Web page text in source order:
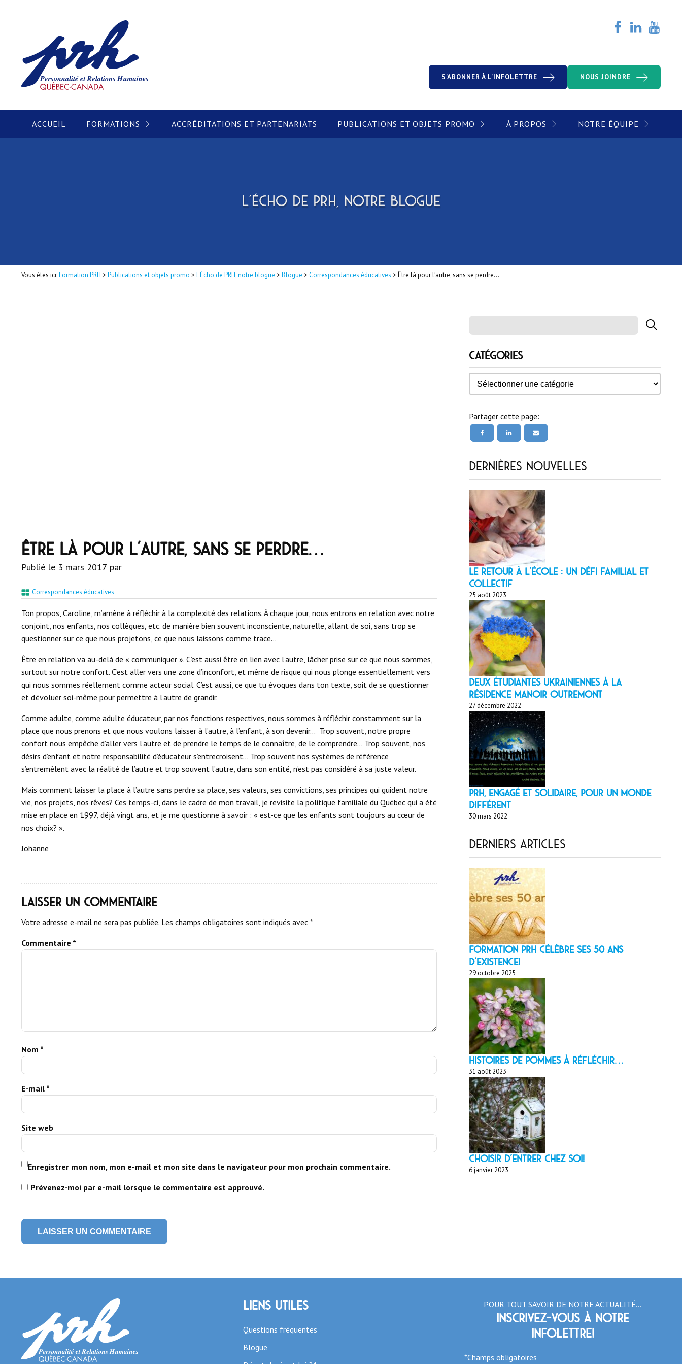
S'ABONNER À L'INFOLETTRE NOUS JOINDRE
ACCUEIL FORMATIONS ACCRÉDITATIONS ET PARTENARIATS PUBLICATIONS ET OBJETS PROMO À PROPOS NOTRE ÉQUIPE
L'ÉCHO DE PRH, NOTRE BLOGUE
Vous êtes ici:Formation PRH > Publications et objets promo > L'Écho de PRH, notre blogue > Blogue > Correspondances éducatives > Être là pour l’autre, sans se perdre…
Être là pour l’autre, sans se perdre…
Publié le 3 mars 2017 par
Correspondances éducatives
Ton propos, Caroline, m’amène à réfléchir à la complexité des relations. À chaque jour, nous entrons en relation avec notre
conjoint, nos enfants, nos collègues, etc. de manière bien souvent inconsciente, naturelle, allant de soi, sans trop se
questionner sur ce que nous projetons, ce que nous laissons comme trace…
Être en relation va au-delà de « communiquer ». C’est aussi être en lien avec l’autre, lâcher prise sur ce que nous sommes,
surtout sur notre confort. C’est aller vers une zone d’inconfort, et même de risque qui nous plonge essentiellement vers
qui nous sommes réellement comme acteur social. C’est aussi, ce que tu évoques dans ton texte, soit de se questionner
et d’évoluer soi-même pour permettre à l’autre de grandir.
Comme adulte, comme adulte éducateur, par nos fonctions respectives, nous sommes à réfléchir constamment sur la
place que nous prenons et que nous voulons laisser à l’autre, à l’enfant, à son devenir… Trop souvent, notre propre
confort nous empêche d’aller vers l’autre et de prendre le temps de le connaître, de le comprendre… Trop souvent, nos
désirs d’enfant et notre responsabilité d’éducateur s’entrecroisent… Trop souvent nos systèmes de référence
s’entremêlent avec la réalité de l’autre et trop souvent l’autre, dans son entité, n’est pas considéré à sa juste valeur.
Mais comment laisser la place à l’autre sans perdre sa place, ses valeurs, ses convictions, ses principes qui guident notre
vie, nos projets, nos rêves? Ces temps-ci, dans le cadre de mon travail, je revisite la politique familiale du Québec qui a été
mise en place en 1997, déjà vingt ans, et je me questionne à savoir : « est-ce que les enfants sont toujours au cœur de
nos choix? ».
Johanne
Laisser un commentaire
Votre adresse e-mail ne sera pas publiée. Les champs obligatoires sont indiqués avec *
Commentaire *
Nom *
E-mail *
Site web
Enregistrer mon nom, mon e-mail et mon site dans le navigateur pour mon prochain commentaire.
Catégories
Catégories
Partager cette page:
Dernières nouvelles
LE RETOUR À L’ÉCOLE : un défi familial et
collectif
25 août 2023
Deux étudiantes ukrainiennes à la
résidence Manoir Outremont
27 décembre 2022
PRH, engagé et solidaire, pour un monde
différent
30 mars 2022
Derniers articles
Formation PRH célèbre ses 50 ans
d’existence!
29 octobre 2025
HISTOIRES DE POMMES À réfléchir…
31 août 2023
Choisir d'entrer chez soi!
6 janvier 2023
Liens utiles
Questions fréquentes
Blogue
POUR TOUT SAVOIR DE NOTRE ACTUALITÉ…
Inscrivez-vous à notre
infolettre!
*Champs obligatoires